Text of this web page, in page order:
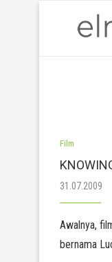
Film
31.07.2009
Awalnya,
bernama